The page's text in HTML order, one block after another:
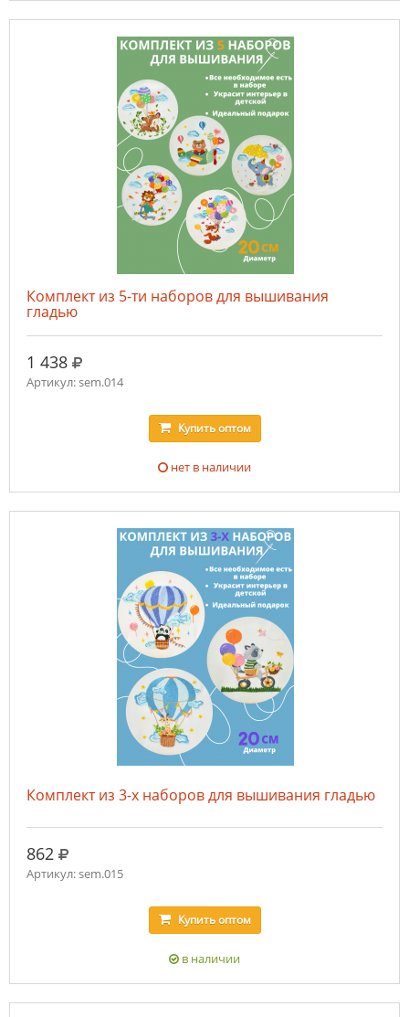
Комплект из 5-ти наборов для вышивания
гладью
1 438 руб.
Артикул: sem.014
Купитьоптом
нет в наличии
Комплект из 3-х наборов для вышивания гладью
862 руб.
Артикул: sem.015
Купитьоптом
в наличии